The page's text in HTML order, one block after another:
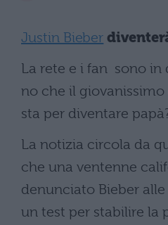
Justin Bieber
La rete e i fan sono in
no che il
sta per diventare
La notizia circola da
che una ventenne
denunciato Bieber
un test per stabilire la